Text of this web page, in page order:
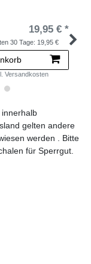
19,95 € *
30 Tage: 19,95 €
Versandkosten
innerhalb
gelten andere
werden . Bitte
für Sperrgut.